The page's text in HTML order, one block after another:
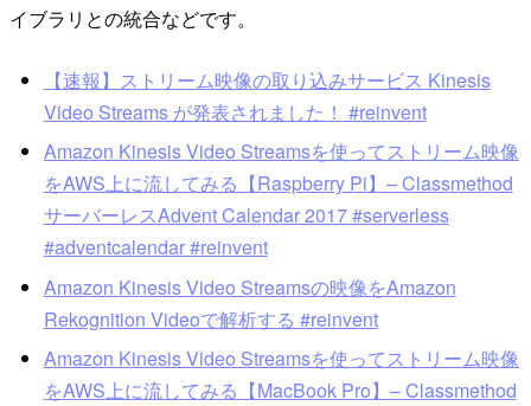
イブラリとの統合などです。
【速報】ストリーム映像の取り込みサービス Kinesis
Video Streams が発表されました！ #reinvent
Amazon Kinesis Video Streamsを使ってストリーム映像
をAWS上に流してみる【Raspberry Pi】– Classmethod
サーバーレスAdvent Calendar 2017 #serverless
#adventcalendar #reinvent
Amazon Kinesis Video Streamsの映像をAmazon
Rekognition Videoで解析する #reinvent
Amazon Kinesis Video Streamsを使ってストリーム映像
をAWS上に流してみる【MacBook Pro】– Classmethod